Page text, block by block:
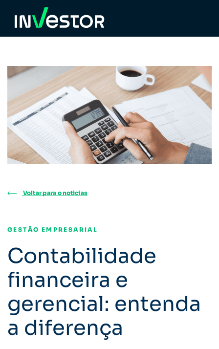
Voltar para o noticias
GESTÃO EMPRESARIAL
Contabilidade
financeira e
gerencial: entenda
a diferença